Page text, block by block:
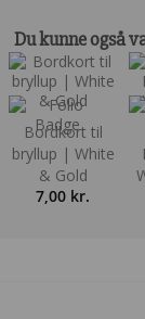
Du kunne også
Bordkort til
bryllup | White
& Gold
7,00 kr.